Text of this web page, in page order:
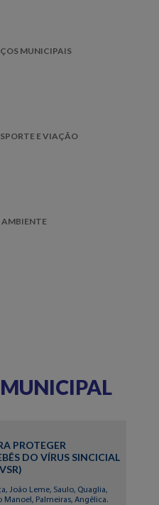
MUNICIPAIS
E VIAÇÃO
AMBIENTE
PROTEGER
DO VÍRUS SINCICIAL
João Leme, Saulo, Quaglia,
Manoel, Palmeiras, Angêlica.